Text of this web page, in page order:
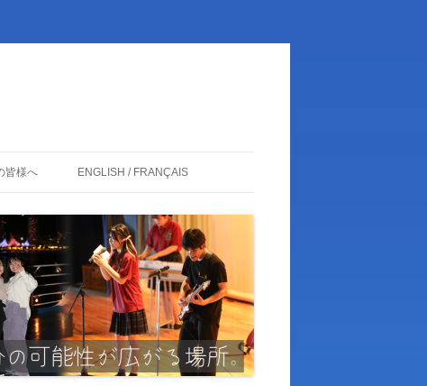
皆様へ
書(卒業生の皆様
金関係
ENGLISH / FRANÇAIS
FRANÇAIS
日本語